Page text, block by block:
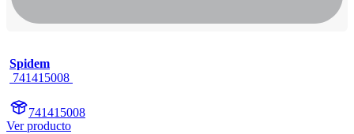
Spidem
741415008
741415008
Ver producto